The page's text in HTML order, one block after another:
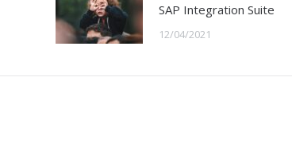
SAP Integration Suite
12/04/2021